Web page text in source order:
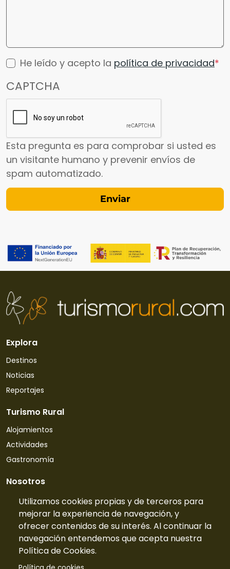
He leído y acepto la política de privacidad
CAPTCHA
Esta pregunta es para comprobar si usted es
un visitante humano y prevenir envíos de
spam automatizado.
Utilizamos cookies propias y de terceros para
mejorar la experiencia de navegación, y
ofrecer contenidos de su interés. Al continuar la
navegación entendemos que acepta nuestra
Política de Cookies.
Explora
Destinos
Noticias
Reportajes
Turismo Rural
Alojamientos
Actividades
Gastronomía
Nosotros
Quiénes somos
Contacto
Tarifas
Preguntas frecuentes
Información